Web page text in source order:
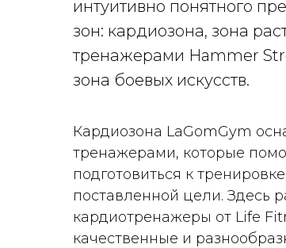
интуитивно понятного
зон: кардиозона, зона
тренажерами Hammer
зона боевых искусств.
Кардиозона LaGomGym
тренажерами, которые
подготовиться к
поставленной цели. Здесь
кардиотренажеры от Life
качественные и